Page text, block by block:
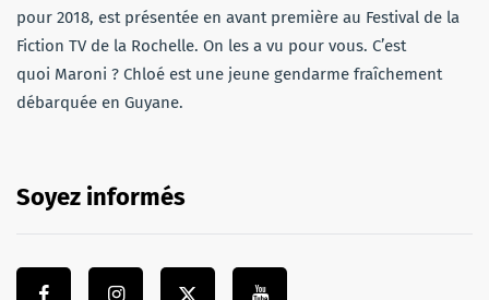
pour 2018, est présentée en avant première au Festival de la
Fiction TV de la Rochelle. On les a vu pour vous. C’est
quoi Maroni ? Chloé est une jeune gendarme fraîchement
débarquée en Guyane.
Soyez informés